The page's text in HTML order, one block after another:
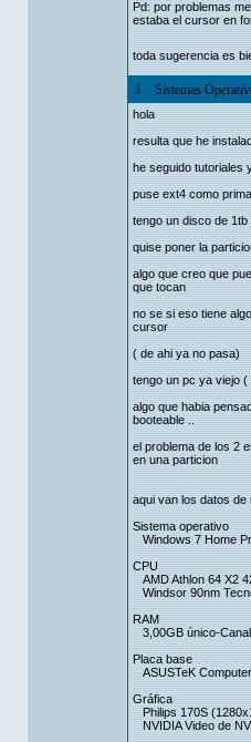
Pd: por problemas
estaba el cursor en
toda sugerencia es
3 Sistemas
hola
resulta que he
he seguido tutoriales
puse ext4 como
tengo un disco de
quise poner la
algo que creo que
que tocan
no se si eso tiene
cursor
( de ahi ya no pasa)
tengo un pc ya viejo
algo que habia
booteable ..
el problema de los 2
en una particion
aqui van los datos
Sistema operativo
Windows 7 Home
CPU
AMD Athlon 64 X2
Windsor 90nm
RAM
3,00GB único-
Placa base
ASUSTeK
Gráfica
Philips 170S
NVIDIA Video de